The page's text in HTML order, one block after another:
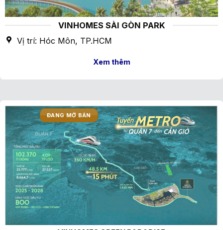
VINHOMES SÀI GÒN PARK
Vị trí: Hóc Môn, TP.HCM
Xem thêm
ĐANG MỞ BÁN